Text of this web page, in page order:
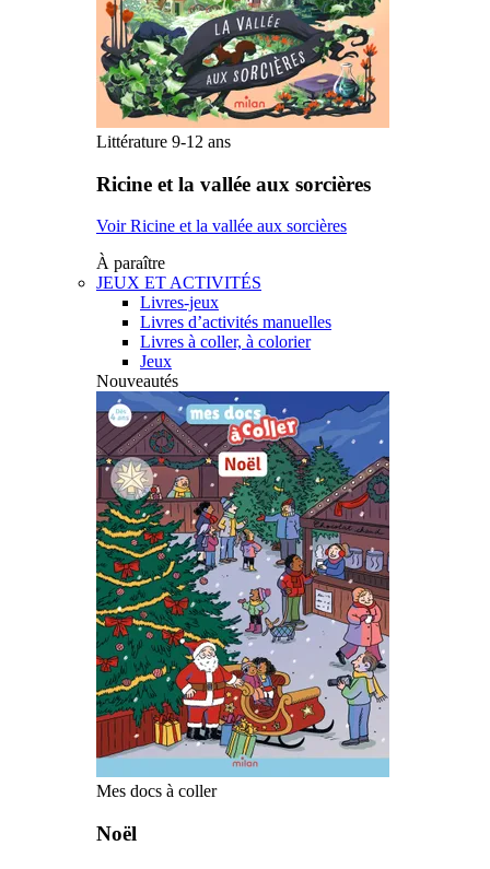
Littérature 9-12 ans
Ricine et la vallée aux sorcières
Voir Ricine et la vallée aux sorcières
À paraître
JEUX ET ACTIVITÉS
Livres-jeux
Livres d’activités manuelles
Livres à coller, à colorier
Jeux
Nouveautés
Mes docs à coller
Noël